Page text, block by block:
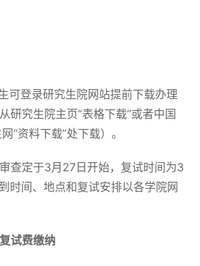
可登录研究生院网站提前下载办理
研究生院主页“表格下载”或者中国
“资料下载”处下载）。
查定于3月27日开始，复试时间为3
时间、地点和复试安排以各学院网
试费缴纳